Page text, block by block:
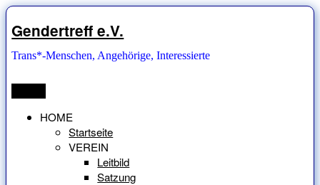
Zum
Inhalt
springen
Gendertreff e.V.
Trans*-Menschen, Angehörige, Interessierte
HOME
Startseite
VEREIN
Leitbild
Satzung